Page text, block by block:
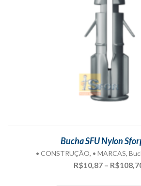
Bucha SFU Nylon
• CONSTRUÇÃO, • MARCAS,
R$10,87 – R$